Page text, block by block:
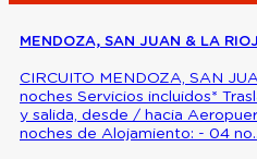
MENDOZA, SAN JUAN & LA
CIRCUITO MENDOZA, SAN
noches Servicios incluidos*
y salida, desde / hacia
noches de Alojamiento: - 04